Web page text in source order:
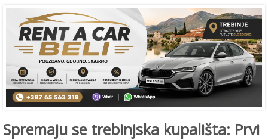
Spremaju se trebinjska kupališta: Prvi